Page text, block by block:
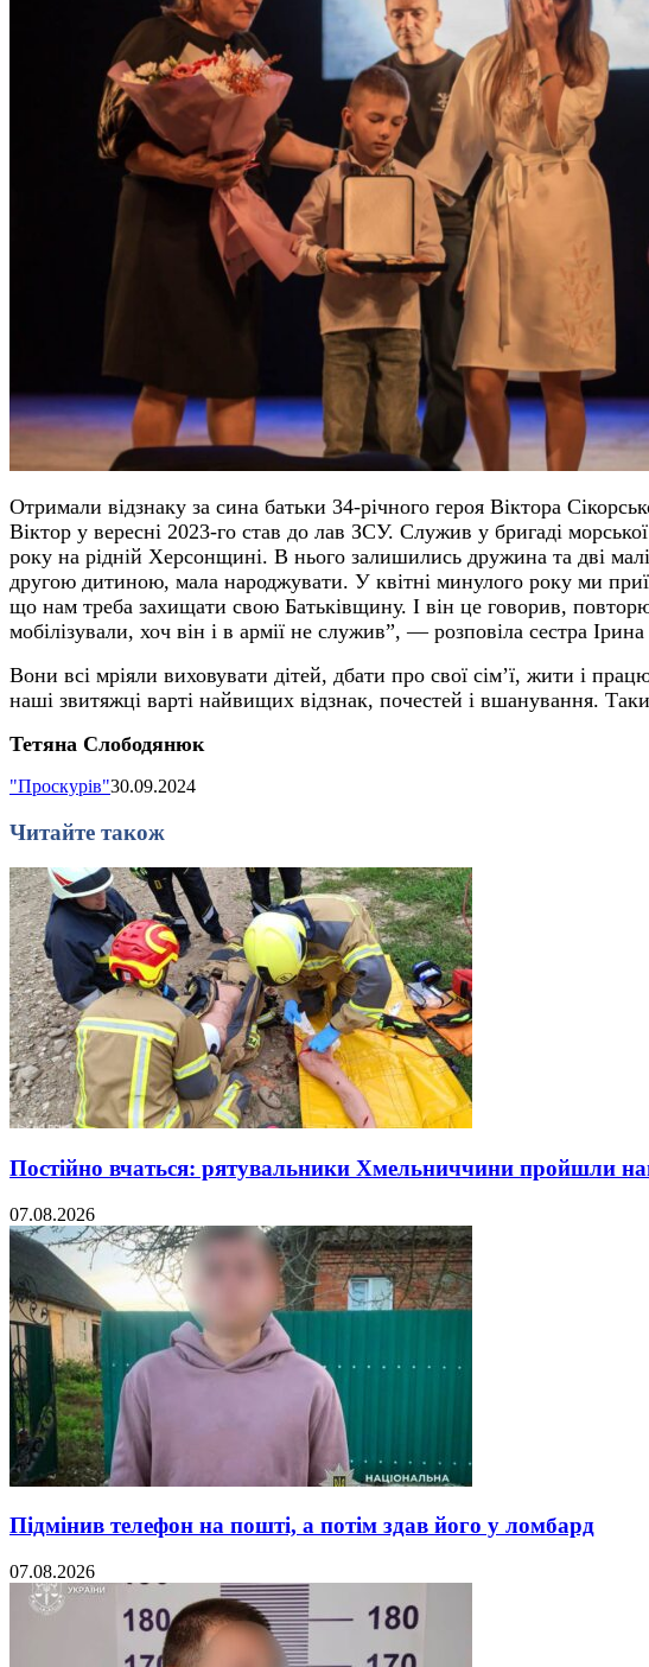
Отримали відзнаку за сина батьки 34-річного героя Віктора
Віктор у вересні 2023-го став до лав ЗСУ. Служив у бригаді
року на рідній Херсонщині. В нього залишились дружина та дві
другою дитиною, мала народжувати. У квітні минулого року ми
що нам треба захищати свою Батьківщину. І він це говорив,
мобілізували, хоч він і в армії не служив”, — розповіла сестра
Вони всі мріяли виховувати дітей, дбати про свої сім’ї, жити і
наші звитяжці варті найвищих відзнак, почестей і вшанування.
Тетяна Слободянюк
"Проскурів"30.09.2024
Читайте також
Постійно вчаться: рятувальники Хмельниччини пройшли
07.08.2026
Підмінив телефон на пошті, а потім здав його у ломбард
07.08.2026